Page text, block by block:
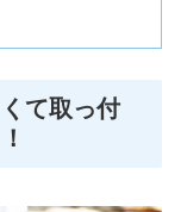
て取っ付